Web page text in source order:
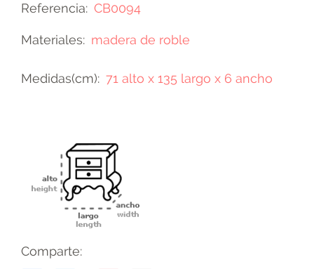
Referencia CB0094
Materiales madera de roble
Medidas(cm) 71 alto x 135 largo x 6 ancho
Comparte: